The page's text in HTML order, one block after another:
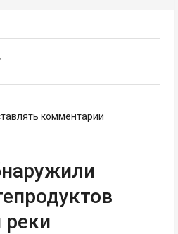
комментарии
реки